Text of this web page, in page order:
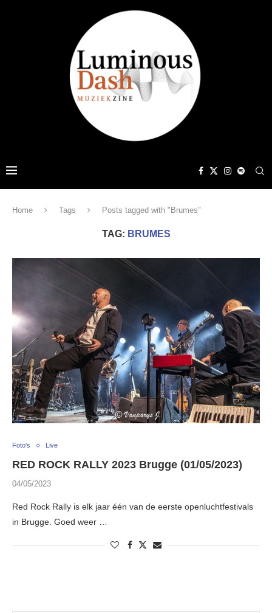
Home Tags Posts tagged with "Brumes"
TAG: BRUMES
Foto's Live
RED ROCK RALLY 2023 Brugge (01/05/2023)
04/05/2023
Red Rock Rally is elk jaar één van de eerste openluchtfestivals
in Brugge. Goed weer …